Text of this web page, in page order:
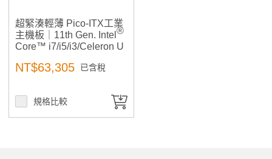
Processor
CPU
Intel Core i3-1115G4E
Intel Pentium N4200
超緊湊輕薄 Pico-ITX工業
主機板｜11th Gen. Intel®
Core™ i7/i5/i3/Celeron U
耗適合高效能嵌入式影像
NT$63,305 已含稅
規格比較